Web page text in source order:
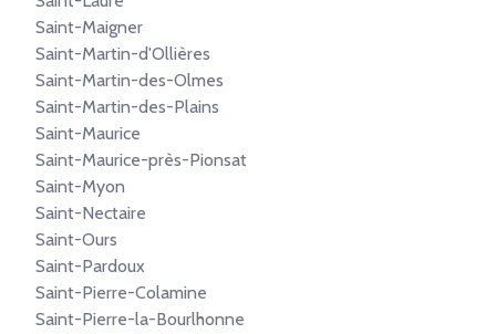
Saint-Maigner
Saint-Martin-d'Ollières
Saint-Martin-des-Olmes
Saint-Martin-des-Plains
Saint-Maurice
Saint-Maurice-près-Pionsat
Saint-Myon
Saint-Nectaire
Saint-Ours
Saint-Pardoux
Saint-Pierre-Colamine
Saint-Pierre-la-Bourlhonne